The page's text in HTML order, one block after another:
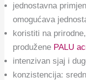
jednostavna
omogućava
koristiti na
produžene PALU
intenzivan sjaj i
konzistencija: